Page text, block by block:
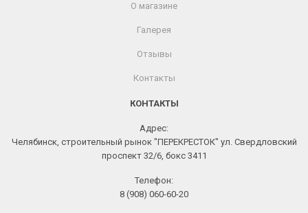
О магазине
Галерея
Отзывы
Контакты
КОНТАКТЫ
Адрес:
Челябинск, строительный рынок "ПЕРЕКРЕСТОК" ул. Свердловский
проспект 32/6, бокс 3411
Телефон:
8 (908) 060-60-20